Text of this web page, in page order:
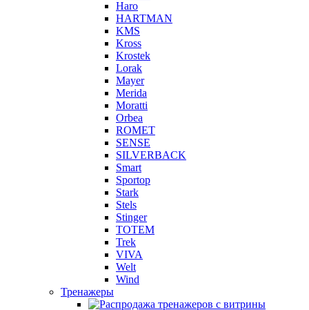
Haro
HARTMAN
KMS
Kross
Krostek
Lorak
Mayer
Merida
Moratti
Orbea
ROMET
SENSE
SILVERBACK
Smart
Sportop
Stark
Stels
Stinger
TOTEM
Trek
VIVA
Welt
Wind
Тренажеры